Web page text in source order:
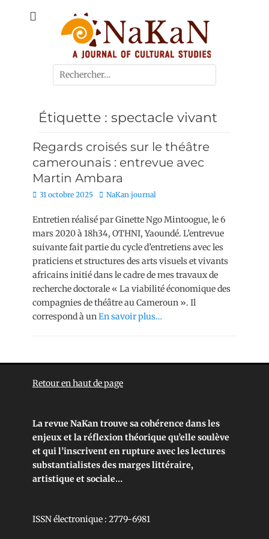
Journal NaKaN
A journal of cultural studies
Étiquette : spectacle vivant
Regards croisés sur le théâtre
camerounais : entrevue avec
Martin Ambara
31 octobre 2025 NaKan journal
Entretien réalisé par Ginette Ngo Mintoogue, le 6
mars 2020 à 18h34, OTHNI, Yaoundé. L’entrevue
suivante fait partie du cycle d’entretiens avec les
praticiens et structures des arts visuels et vivants
africains initié dans le cadre de mes travaux de
recherche doctorale « La viabilité économique des
compagnies de théâtre au Cameroun ». Il
correspond à unEn savoir plus…
Retour en haut de page
La revue NaKan trouve sa cohérence dans les
enjeux et la réflexion théorique qu’elle soulève
et qui l’inscrivent en rupture avec les lectures
substantialistes des marges littéraire,
artistique et sociale…
ISSN électronique : 2779-6981